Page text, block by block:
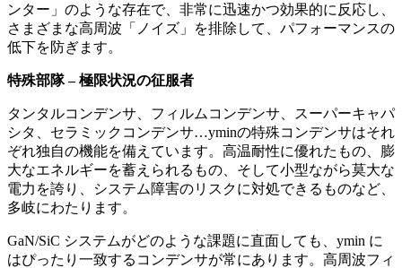
ンター」のような存在で、非常に迅速かつ効果的に反応し、
さまざまな高周波「ノイズ」を排除して、パフォーマンスの
低下を防ぎます。
特殊部隊 – 極限状況の征服者
タンタルコンデンサ、フィルムコンデンサ、スーパーキャパ
シタ、セラミックコンデンサ…yminの特殊コンデンサはそれ
ぞれ独自の機能を備えています。高温耐性に優れたもの、膨
大なエネルギーを蓄えられるもの、そして小型ながら莫大な
電力を誇り、システム障害のリスクに対処できるものなど、
多岐にわたります。
GaN/SiC システムがどのような課題に直面しても、ymin に
はぴったり一致するコンデンサが常にあります。高周波フィ